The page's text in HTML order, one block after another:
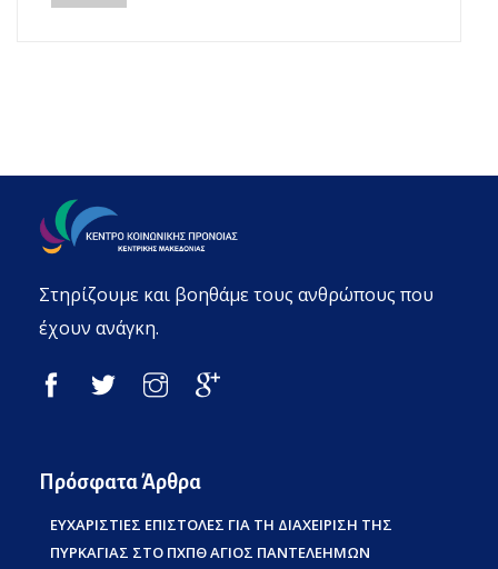
Στηρίζουμε και βοηθάμε τους ανθρώπους που
έχουν ανάγκη.
Πρόσφατα Άρθρα
ΕΥΧΑΡΙΣΤΙΕΣ ΕΠΙΣΤΟΛΕΣ ΓΙΑ ΤΗ ΔΙΑΧΕΙΡΙΣΗ ΤΗΣ
ΠΥΡΚΑΓΙΑΣ ΣΤΟ ΠΧΠΘ ΑΓΙΟΣ ΠΑΝΤΕΛΕΗΜΩΝ